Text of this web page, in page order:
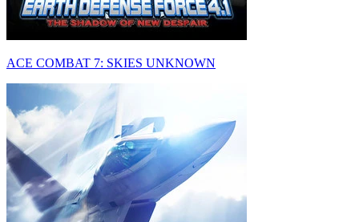
ACE COMBAT 7: SKIES UNKNOWN